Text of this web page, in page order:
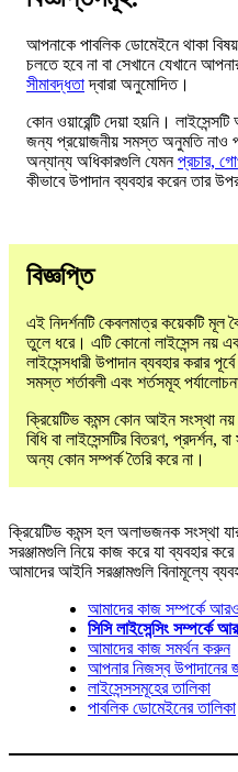
আপনাকে পাবলিক ডোমেইনে থাকা
চলতে হবে না বা সেখানে যেখানে
সীমাবদ্ধতাদ্বারা অনুমোদিত।
কোন ওয়ারেন্টি দেয়া হয়নি।
জন্য প্রয়োজনীয় সমস্ত অনুমতি নাও
অন্যান্য অধিকারগুলি যেমনপ্রচার,
কীভাবে উপাদান ব্যবহার করেন তার
বিজ্ঞপ্তি
এই নিদর্শনটি কেবলমাত্র কয়েকটি মূল
তুলে ধরে। এটি কোনো লাইসেন্স নয়
লাইসেন্সধারী উপাদান ব্যবহার করার
সমস্ত শর্তাবলী এবং শর্তসমূহ
ক্রিয়েটিভ কমন্স কোন আইন সংস্থা
বিধি বা লাইসেন্সটির বিতরণ,
অন্য কোন সম্পর্ক তৈরি করে না।
ক্রিয়েটিভ কমন্স হল অলাভজনক সংস্থা
সরঞ্জামগুলি নিয়ে কাজ করে যা ব্যবহার
আমাদের আইনি সরঞ্জামগুলি বিনামূল্যে
আমাদের কাজ সম্পর্কে
সিসি লাইসেন্সিং সম্পর্কে
আমাদের কাজ সমর্থন করুন
আপনার নিজস্ব উপাদানের
লাইসেন্সসমূহের তালিকা
পাবলিক ডোমেইনের তালিকা